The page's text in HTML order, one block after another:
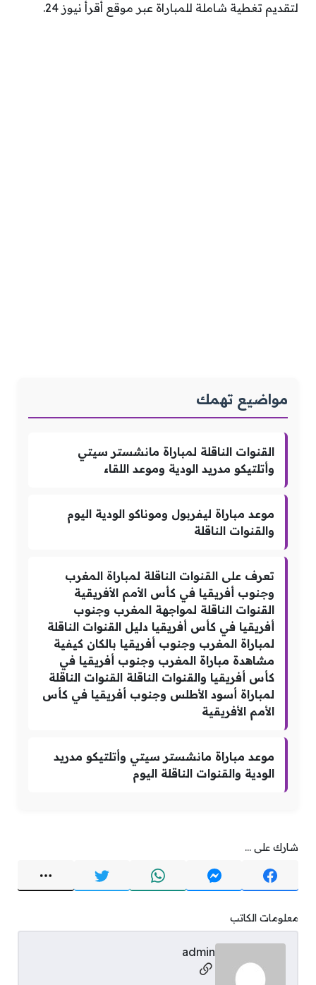
لتقديم تغطية شاملة للمباراة عبر موقع أقرأ نيوز 24.
مواضيع تهمك
القنوات الناقلة لمباراة مانشستر سيتي
وأتلتيكو مدريد الودية وموعد اللقاء
موعد مباراة ليفربول وموناكو الودية اليوم
والقنوات الناقلة
تعرف على القنوات الناقلة لمباراة المغرب
وجنوب أفريقيا في كأس الأمم الأفريقية
القنوات الناقلة لمواجهة المغرب وجنوب
أفريقيا في كأس أفريقيا دليل القنوات الناقلة
لمباراة المغرب وجنوب أفريقيا بالكان كيفية
مشاهدة مباراة المغرب وجنوب أفريقيا في
كأس أفريقيا والقنوات الناقلة القنوات الناقلة
لمباراة أسود الأطلس وجنوب أفريقيا في كأس
الأمم الأفريقية
موعد مباراة مانشستر سيتي وأتلتيكو مدريد
الودية والقنوات الناقلة اليوم
شارك على ...
معلومات الكاتب
admin
مواقع التواصل